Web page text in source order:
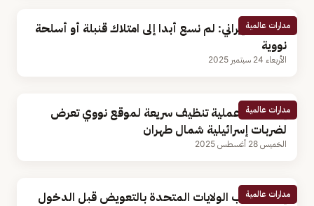
مدارات عالمية
الرئيس الإيراني: لم نسع أبدا إلى امتلاك قنبلة أو أسلحة
نووية
الأربعاء 24 سبتمبر 2025
مدارات عالمية
إيران تبدأ عملية تنظيف سريعة لموقع نووي تعرض
لضربات إسرائيلية شمال طهران
الخميس 28 أغسطس 2025
مدارات عالمية
إيران تطالب الولايات المتحدة بالتعويض قبل الدخول